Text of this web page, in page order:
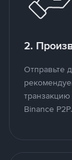
2.
Отправьте
Binance P2P.